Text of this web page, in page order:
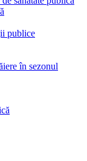
publice
în sezonul